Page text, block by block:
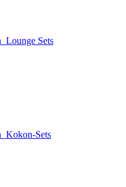
Lounge Sets
Kokon-Sets